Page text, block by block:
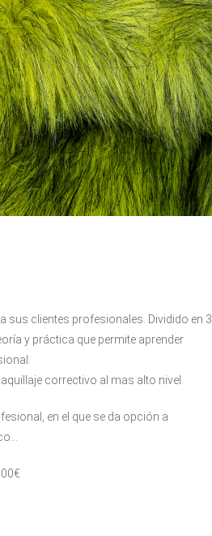
sus clientes profesionales. Dividido en 3
y práctica que permite aprender
correctivo al mas alto nivel.
en el que se da opción a